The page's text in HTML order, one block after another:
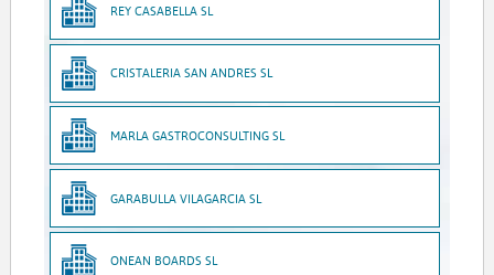
REY CASABELLA SL
CRISTALERIA SAN ANDRES SL
MARLA GASTROCONSULTING SL
GARABULLA VILAGARCIA SL
ONEAN BOARDS SL